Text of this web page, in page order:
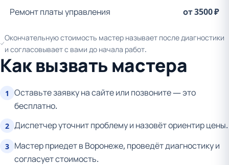
Ремонт платы управления от 3500 ₽
Окончательную стоимость мастер называет после диагностики
и согласовывает с вами до начала работ.
Как вызвать мастера
1
Оставьте заявку на сайте или позвоните — это
бесплатно.
2 Диспетчер уточнит проблему и назовёт ориентир цены.
3 Мастер приедет в Воронеже, проведёт диагностику и
согласует стоимость.